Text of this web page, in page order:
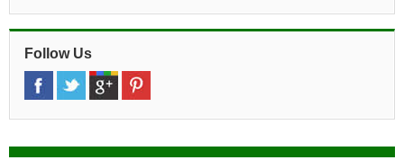
Only For Cruise Ship Passenger, Hamburg, 20457
» Norderstedt Hertz
Follow Us